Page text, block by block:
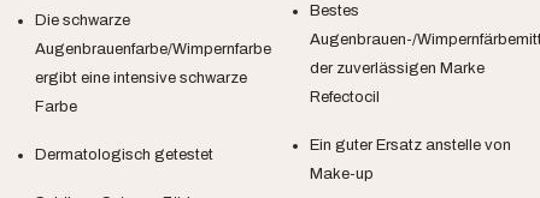
Die schwarze
Augenbrauenfarbe/Wimpernfarbe
ergibt eine intensive schwarze
Farbe
Dermatologisch getestet
Bestes
Augenbrauen-/
der zuverlässigen Marke
Refectocil
Ein guter Ersatz anstelle von
Make-up